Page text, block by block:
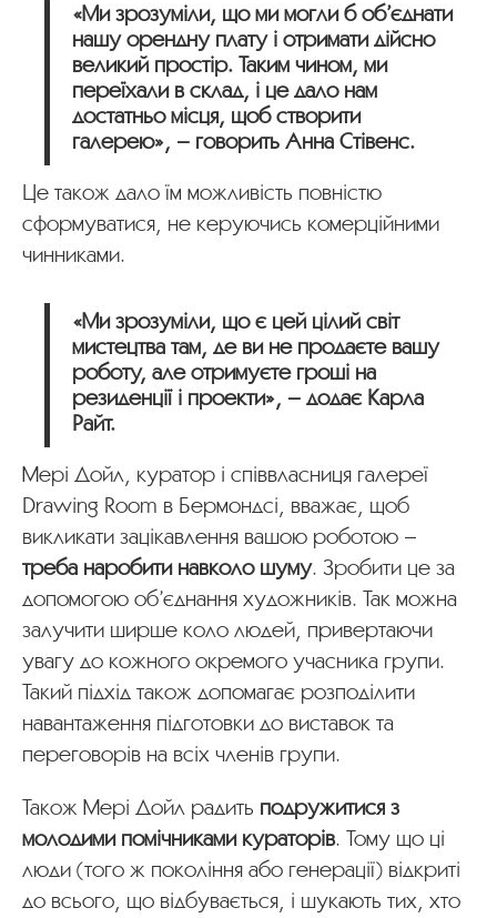
«Ми зрозуміли, що ми могли б об’єднати
нашу орендну плату і отримати дійсно
великий простір. Таким чином, ми
переїхали в склад, і це дало нам
достатньо місця, щоб створити
галерею», – говорить Анна Стівенс.
Це також дало їм можливість повністю
сформуватися, не керуючись комерційними
чинниками.
«Ми зрозуміли, що є цей цілий світ
мистецтва там, де ви не продаєте вашу
роботу, але отримуєте гроші на
резиденції і проекти», – додає Карла
Райт.
Мері Дойл, куратор і співвласниця галереї
Drawing Room в Бермондсі, вважає, щоб
викликати зацікавлення вашою роботою –
треба наробити навколо шуму. Зробити це за
допомогою об’єднання художників. Так можна
залучити ширше коло людей, привертаючи
увагу до кожного окремого учасника групи.
Такий підхід також допомагає розподілити
навантаження підготовки до виставок та
переговорів на всіх членів групи.
Також Мері Дойл радить подружитися з
молодими помічниками кураторів. Тому що ці
люди (того ж покоління або генерації) відкриті
до всього, що відбувається, і шукають тих, хто